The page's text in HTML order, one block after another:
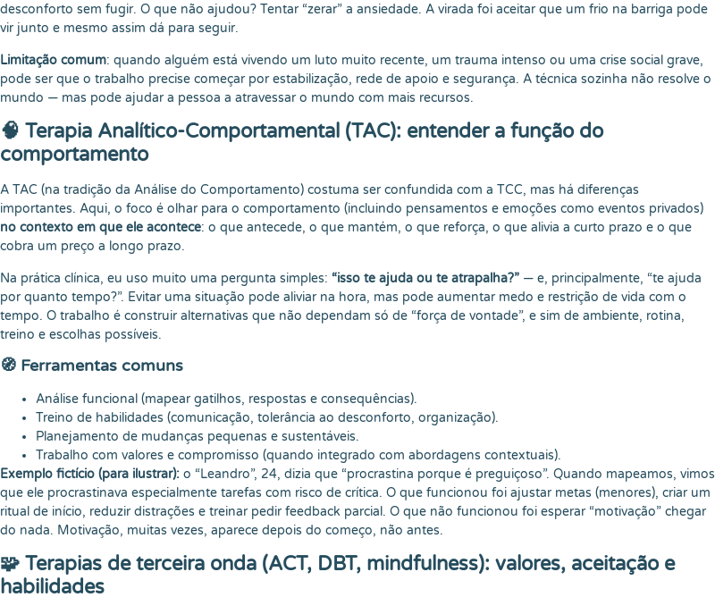
desconforto sem fugir. O que não ajudou? Tentar “zerar” a ansiedade. A virada foi aceitar que um frio na barriga pode
vir junto e mesmo assim dá para seguir.
Limitação comum: quando alguém está vivendo um luto muito recente, um trauma intenso ou uma crise social grave,
pode ser que o trabalho precise começar por estabilização, rede de apoio e segurança. A técnica sozinha não resolve o
mundo — mas pode ajudar a pessoa a atravessar o mundo com mais recursos.
🧠 Terapia Analítico-Comportamental (TAC): entender a função do
comportamento
A TAC (na tradição da Análise do Comportamento) costuma ser confundida com a TCC, mas há diferenças
importantes. Aqui, o foco é olhar para o comportamento (incluindo pensamentos e emoções como eventos privados)
no contexto em que ele acontece: o que antecede, o que mantém, o que reforça, o que alivia a curto prazo e o que
cobra um preço a longo prazo.
Na prática clínica, eu uso muito uma pergunta simples: “isso te ajuda ou te atrapalha?” — e, principalmente, “te ajuda
por quanto tempo?”. Evitar uma situação pode aliviar na hora, mas pode aumentar medo e restrição de vida com o
tempo. O trabalho é construir alternativas que não dependam só de “força de vontade”, e sim de ambiente, rotina,
treino e escolhas possíveis.
🧭 Ferramentas comuns
Análise funcional (mapear gatilhos, respostas e consequências).
Treino de habilidades (comunicação, tolerância ao desconforto, organização).
Planejamento de mudanças pequenas e sustentáveis.
Trabalho com valores e compromisso (quando integrado com abordagens contextuais).
Exemplo fictício (para ilustrar): o “Leandro”, 24, dizia que “procrastina porque é preguiçoso”. Quando mapeamos, vimos
que ele procrastinava especialmente tarefas com risco de crítica. O que funcionou foi ajustar metas (menores), criar um
ritual de início, reduzir distrações e treinar pedir feedback parcial. O que não funcionou foi esperar “motivação” chegar
do nada. Motivação, muitas vezes, aparece depois do começo, não antes.
🧩 Terapias de terceira onda (ACT, DBT, mindfulness): valores, aceitação e
habilidades